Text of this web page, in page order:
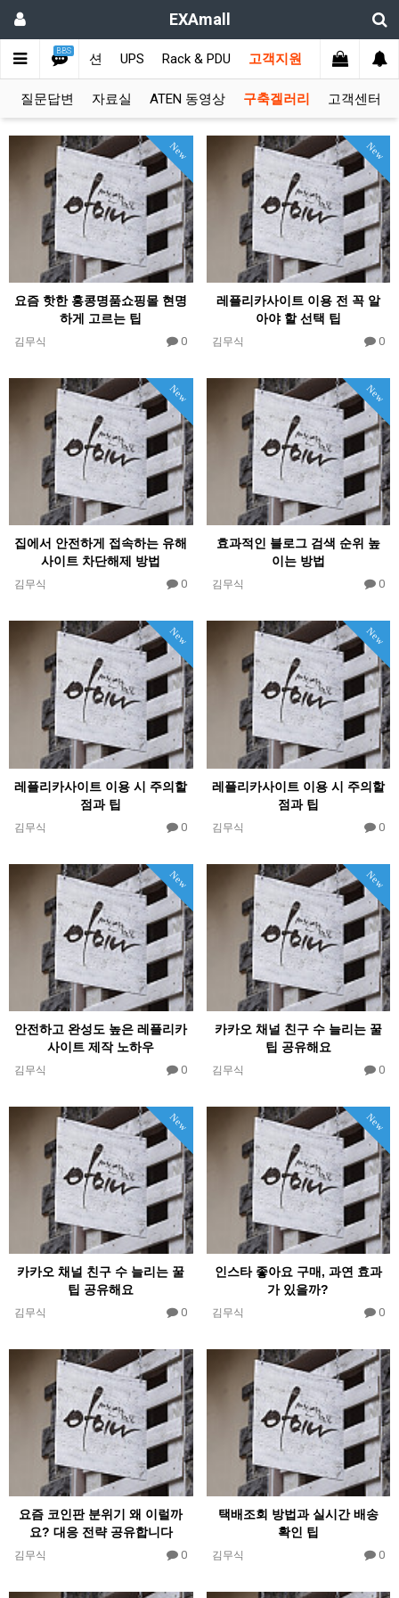
EXAmall
BBS
비디오솔루션 UPS Rack & PDU 고객지원
질문답변 자료실 ATEN 동영상 구축겔러리 고객센터
New
요즘 핫한 홍콩명품쇼핑몰 현명
하게 고르는 팁
김무식 0
New
레플리카사이트 이용 전 꼭 알
아야 할 선택 팁
김무식 0
New
집에서 안전하게 접속하는 유해
사이트 차단해제 방법
김무식 0
New
효과적인 블로그 검색 순위 높
이는 방법
김무식 0
New
레플리카사이트 이용 시 주의할
점과 팁
김무식 0
New
레플리카사이트 이용 시 주의할
점과 팁
김무식 0
New
안전하고 완성도 높은 레플리카
사이트 제작 노하우
김무식 0
New
카카오 채널 친구 수 늘리는 꿀
팁 공유해요
김무식 0
New
카카오 채널 친구 수 늘리는 꿀
팁 공유해요
김무식 0
New
인스타 좋아요 구매, 과연 효과
가 있을까?
김무식 0
요즘 코인판 분위기 왜 이럴까
요? 대응 전략 공유합니다
김무식 0
택배조회 방법과 실시간 배송
확인 팁
김무식 0